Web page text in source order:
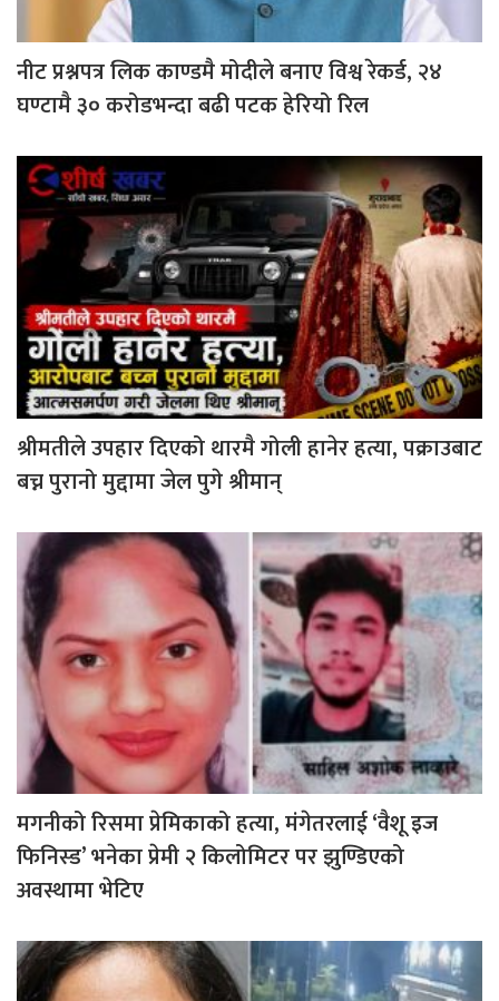
नीट प्रश्नपत्र लिक काण्डमै मोदीले बनाए विश्व रेकर्ड, २४
घण्टामै ३० करोडभन्दा बढी पटक हेरियो रिल
श्रीमतीले उपहार दिएको थारमै गोली हानेर हत्या, पक्राउबाट
बच्न पुरानो मुद्दामा जेल पुगे श्रीमान्
मगनीको रिसमा प्रेमिकाको हत्या, मंगेतरलाई ‘वैशू इज
फिनिस्ड’ भनेका प्रेमी २ किलोमिटर पर झुण्डिएको
अवस्थामा भेटिए